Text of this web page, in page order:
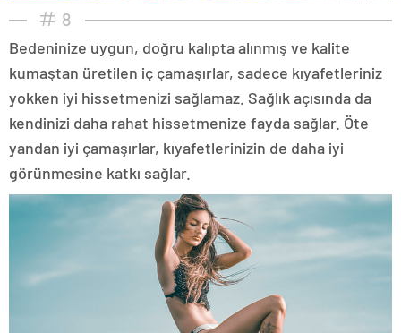
8
Bedeninize uygun, doğru kalıpta alınmış ve kalite
kumaştan üretilen iç çamaşırlar, sadece kıyafetleriniz
yokken iyi hissetmenizi sağlamaz. Sağlık açısında da
kendinizi daha rahat hissetmenize fayda sağlar. Öte
yandan iyi çamaşırlar, kıyafetlerinizin de daha iyi
görünmesine katkı sağlar.